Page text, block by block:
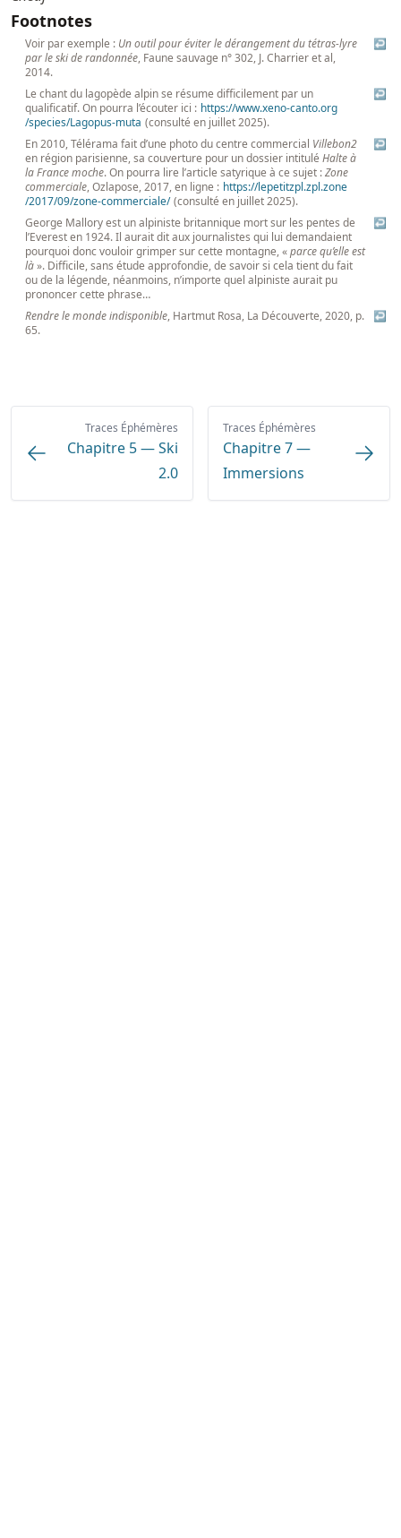
Footnotes
Voir par exemple : Un outil pour éviter le dérangement du tétras-lyre
par le ski de randonnée, Faune sauvage n° 302, J. Charrier et al,
2014.
↩
Le chant du lagopède alpin se résume difficilement par un
qualificatif. On pourra l’écouter ici : https://www.xeno-canto.org
/species/Lagopus-muta (consulté en juillet 2025).
↩
En 2010, Télérama fait d’une photo du centre commercial Villebon2
en région parisienne, sa couverture pour un dossier intitulé Halte à
la France moche. On pourra lire l’article satyrique à ce sujet :Zone
commerciale, Ozlapose, 2017, en ligne : https://lepetitzpl.zpl.zone
/2017/09/zone-commerciale/ (consulté en juillet 2025).
↩
George Mallory est un alpiniste britannique mort sur les pentes de
l’Everest en 1924. Il aurait dit aux journalistes qui lui demandaient
pourquoi donc vouloir grimper sur cette montagne, «parce qu’elle est
là». Difficile, sans étude approfondie, de savoir si cela tient du fait
ou de la légende, néanmoins, n’importe quel alpiniste aurait pu
prononcer cette phrase…
↩
Rendre le monde indisponible, Hartmut Rosa, La Découverte, 2020, p.
65.
↩
Traces Éphémères
Chapitre 5 — Ski
2.0
Traces Éphémères
Chapitre 7 —
Immersions